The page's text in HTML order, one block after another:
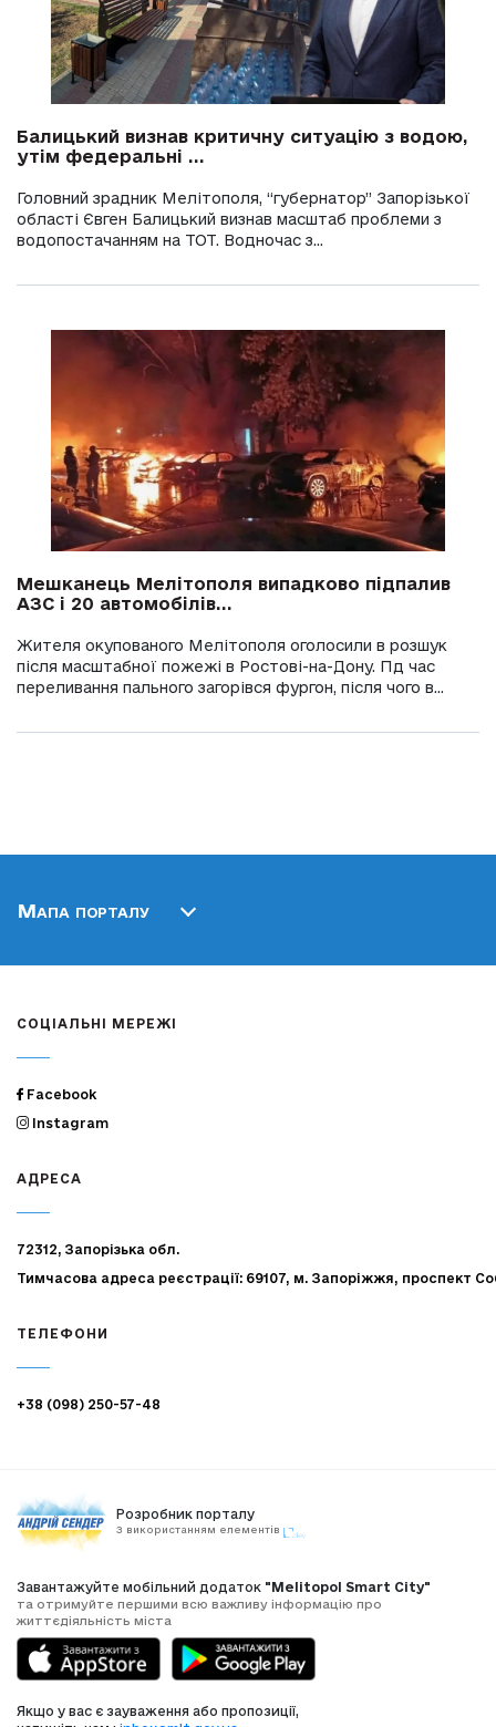
Балицький визнав критичну ситуацію з водою,
утім федеральні ...
Головний зрадник Мелітополя, “губернатор” Запорізької
області Євген Балицький визнав масштаб проблеми з
водопостачанням на ТОТ. Водночас з...
Мешканець Мелітополя випадково підпалив
АЗС і 20 автомобілів...
Жителя окупованого Мелітополя оголосили в розшук
після масштабної пожежі в Ростові-на-Дону. Пд час
переливання пального загорівся фургон, після чого в...
Мапа порталу
СОЦІАЛЬНІ МЕРЕЖІ
Facebook
Instagram
АДРЕСА
72312, Запорізька обл.
Тимчасова адреса реєстрації: 69107, м. Запоріжжя, проспект
ТЕЛЕФОНИ
+38 (098) 250-57-48
Розробник порталу
З використанням елементів
Завантажуйте мобільний додаток "Melitopol Smart City"
та отримуйте першими всю важливу інформацію про
життєдіяльність міста
Якщо у вас є зауваження або пропозиції,